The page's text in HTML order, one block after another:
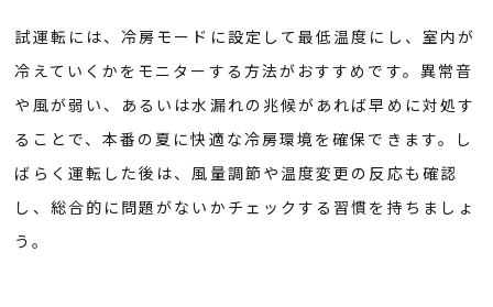
試運転には、冷房モードに設定して最低温度にし、室内が
冷えていくかをモニターする方法がおすすめです。異常音
や風が弱い、あるいは水漏れの兆候があれば早めに対処す
ることで、本番の夏に快適な冷房環境を確保できます。し
ばらく運転した後は、風量調節や温度変更の反応も確認
し、総合的に問題がないかチェックする習慣を持ちましょ
う。